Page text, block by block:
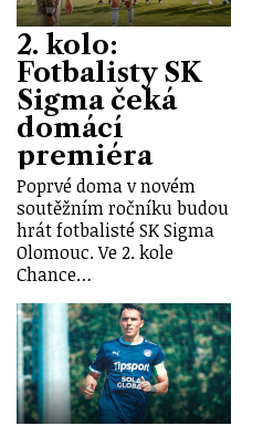
2. kolo:
Fotbalisty SK
Sigma čeká
domácí
premiéra
Poprvé doma v novém
soutěžním ročníku budou
hrát fotbalisté SK Sigma
Olomouc. Ve 2. kole
Chance…